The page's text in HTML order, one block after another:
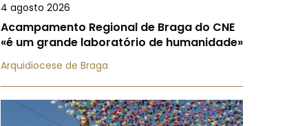
4 agosto 2026
Acampamento Regional de Braga do CNE
«é um grande laboratório de humanidade»
Arquidiocese de Braga